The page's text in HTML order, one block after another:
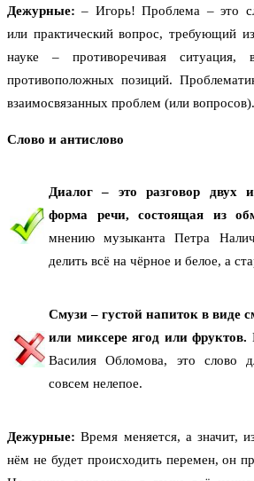
Дежурные: – Игорь! Проблема – это
или практический вопрос, требующий
науке – противоречивая ситуация,
противоположных позиций.
взаимосвязанных проблем (или вопросов).
Слово и антислово
Диалог – это разговор двух
форма речи, состоящая из
мнению музыканта Петра
делить всё на чёрное и белое, а
Смузи – густой напиток в виде
или миксере ягод или фруктов.
Василия Обломова, это слово
совсем нелепое.
Дежурные: Время меняется, а значит,
нём не будет происходить перемен, он